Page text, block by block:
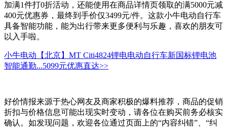
加满1件打0折活动，还能使用在商品详情页领取的满5000元减
400元优惠券，最终到手价仅3499元/件。这款小牛电动自行车
具备智能功能，能为出行带来更多便利与乐趣，喜欢的朋友可
以入手啦。
小牛电动【北京】MT Citi4824锂电电动自行车新国标锂电池
智能通勤...5099元优惠直达>>
好价情报来源于热心网友及商家积极的爆料推荐，商品的促销
折扣与价格信息可能出现实时变动，请各位在购买前务必核实
确认。如发现问题，欢迎各位通过页面上的“内容纠错”、“纠